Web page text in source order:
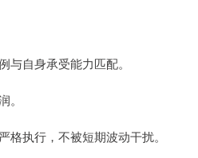
自身承受能力匹配。
执行，不被短期波动干扰。